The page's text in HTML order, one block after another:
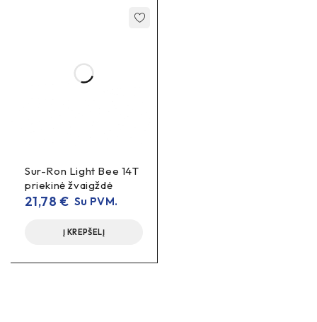
Sur-Ron Light Bee 14T
priekinė žvaigždė
21,78€ Su PVM.
Į KREPŠELĮ